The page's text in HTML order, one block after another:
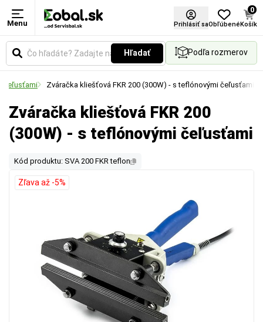
Menu Prihlásiť saObľúbené
0
Košík
Hľadať Podľa rozmerov
čeľusťami Zváračka kliešťová FKR 200 (300W) - s teflónovými čeľusťami
Zváračka kliešťová FKR 200
(300W) - s teflónovými čeľusťami
Kód produktu: SVA 200 FKR teflon
Zľava až -5%